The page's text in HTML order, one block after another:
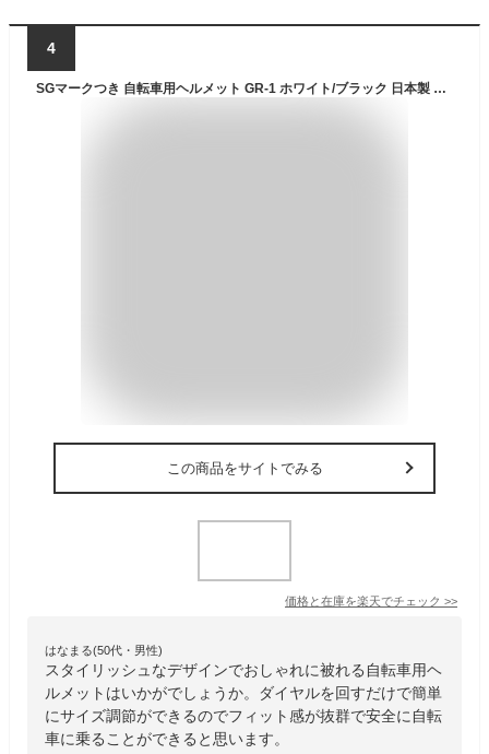
4
SGマークつき 自転車用ヘルメット GR-1 ホワイト/ブラック 日本製 小学生以上 大人 ストリームライン型 サイクルヘルメット サイズ調整可能(57cm-60cm) 自転車用安全規格適合品 北川工業【白/黒/バイク/サイクリング/通学/通勤/中学生/高校生/メンズ/レディース】
この商品をサイトでみる
価格と在庫を楽天でチェック >>
はなまる(50代・男性)
スタイリッシュなデザインでおしゃれに被れる自転車用ヘ
ルメットはいかがでしょうか。ダイヤルを回すだけで簡単
にサイズ調節ができるのでフィット感が抜群で安全に自転
車に乗ることができると思います。